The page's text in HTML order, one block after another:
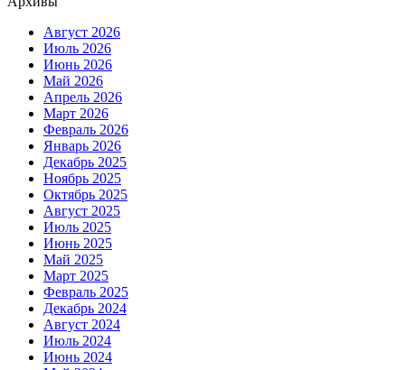
Август 2026
Июль 2026
Июнь 2026
Май 2026
Апрель 2026
Март 2026
Февраль 2026
Январь 2026
Декабрь 2025
Ноябрь 2025
Октябрь 2025
Август 2025
Июль 2025
Июнь 2025
Май 2025
Март 2025
Февраль 2025
Декабрь 2024
Август 2024
Июль 2024
Июнь 2024